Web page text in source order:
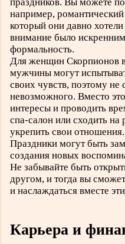
например,
который они давно
внимание было
формальность.
Для женщин Скорпионов
мужчины могут
своих чувств, поэтому не
невозможного. Вместо
интересы и проводить
спа-салон или сходить
укрепить свои отношения.
Праздники могут быть
создания новых
Не забывайте быть
другом, и тогда вы
и наслаждаться вместе
Карьера и